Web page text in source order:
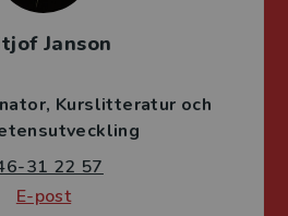
Janson
Kurslitteratur och
31 22 57
E-post